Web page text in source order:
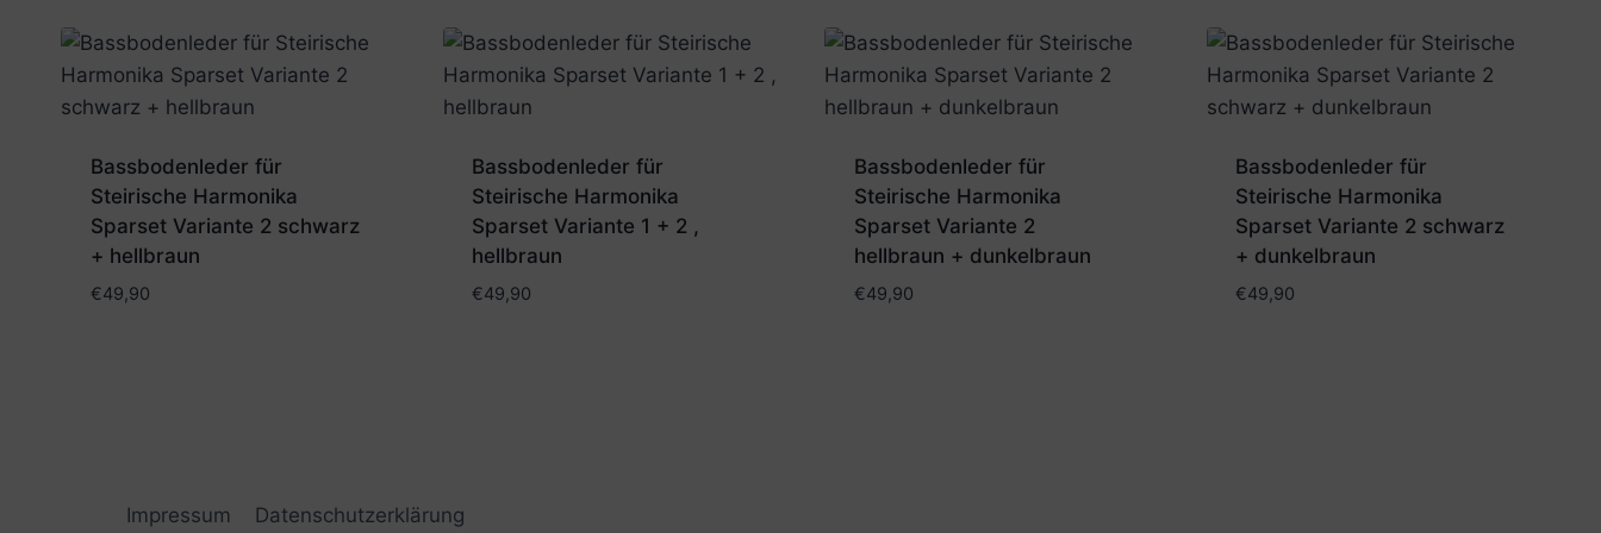
Bassbodenleder für
Steirische Harmonika
Sparset Variante 2 schwarz
+ hellbraun
€49,90
Bassbodenleder für
Steirische Harmonika
Sparset Variante 1 + 2 ,
hellbraun
€49,90
Bassbodenleder für
Steirische Harmonika
Sparset Variante 2
hellbraun + dunkelbraun
€49,90
Bassbodenleder für
Steirische Harmonika
Sparset Variante 2 schwarz
+ dunkelbraun
€49,90
Impressum Datenschutzerklärung